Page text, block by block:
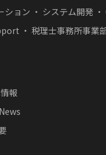
ション ・ システム開発
・ 税理士事務所事業
報